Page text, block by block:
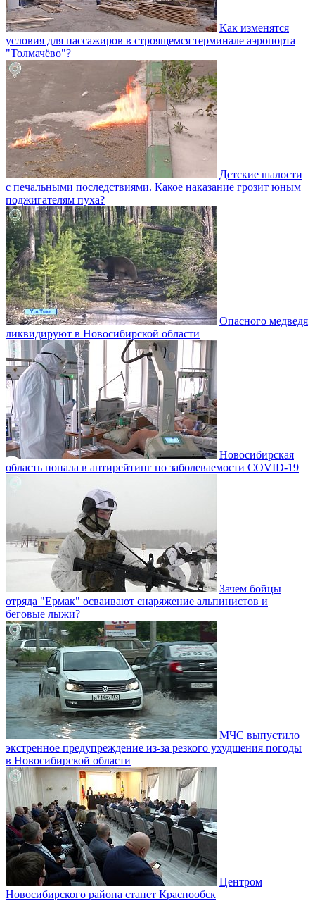
Как изменятся
условия для пассажиров в строящемся терминале аэропорта
"Толмачёво"?
Детские шалости
с печальными последствиями. Какое наказание грозит юным
поджигателям пуха?
Опасного медведя
ликвидируют в Новосибирской области
Новосибирская
область попала в антирейтинг по заболеваемости COVID-19
Зачем бойцы
отряда "Ермак" осваивают снаряжение альпинистов и
беговые лыжи?
МЧС выпустило
экстренное предупреждение из-за резкого ухудшения погоды
в Новосибирской области
Центром
Новосибирского района станет Краснообск